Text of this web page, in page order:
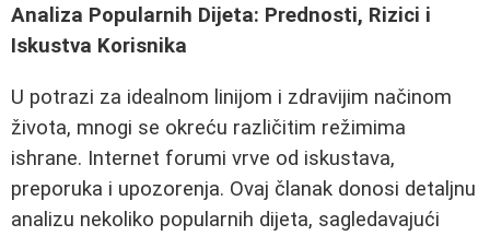
Analiza Popularnih Dijeta: Prednosti, Rizici i
Iskustva Korisnika
U potrazi za idealnom linijom i zdravijim načinom
života, mnogi se okreću različitim režimima
ishrane. Internet forumi vrve od iskustava,
preporuka i upozorenja. Ovaj članak donosi detaljnu
analizu nekoliko popularnih dijeta, sagledavajući